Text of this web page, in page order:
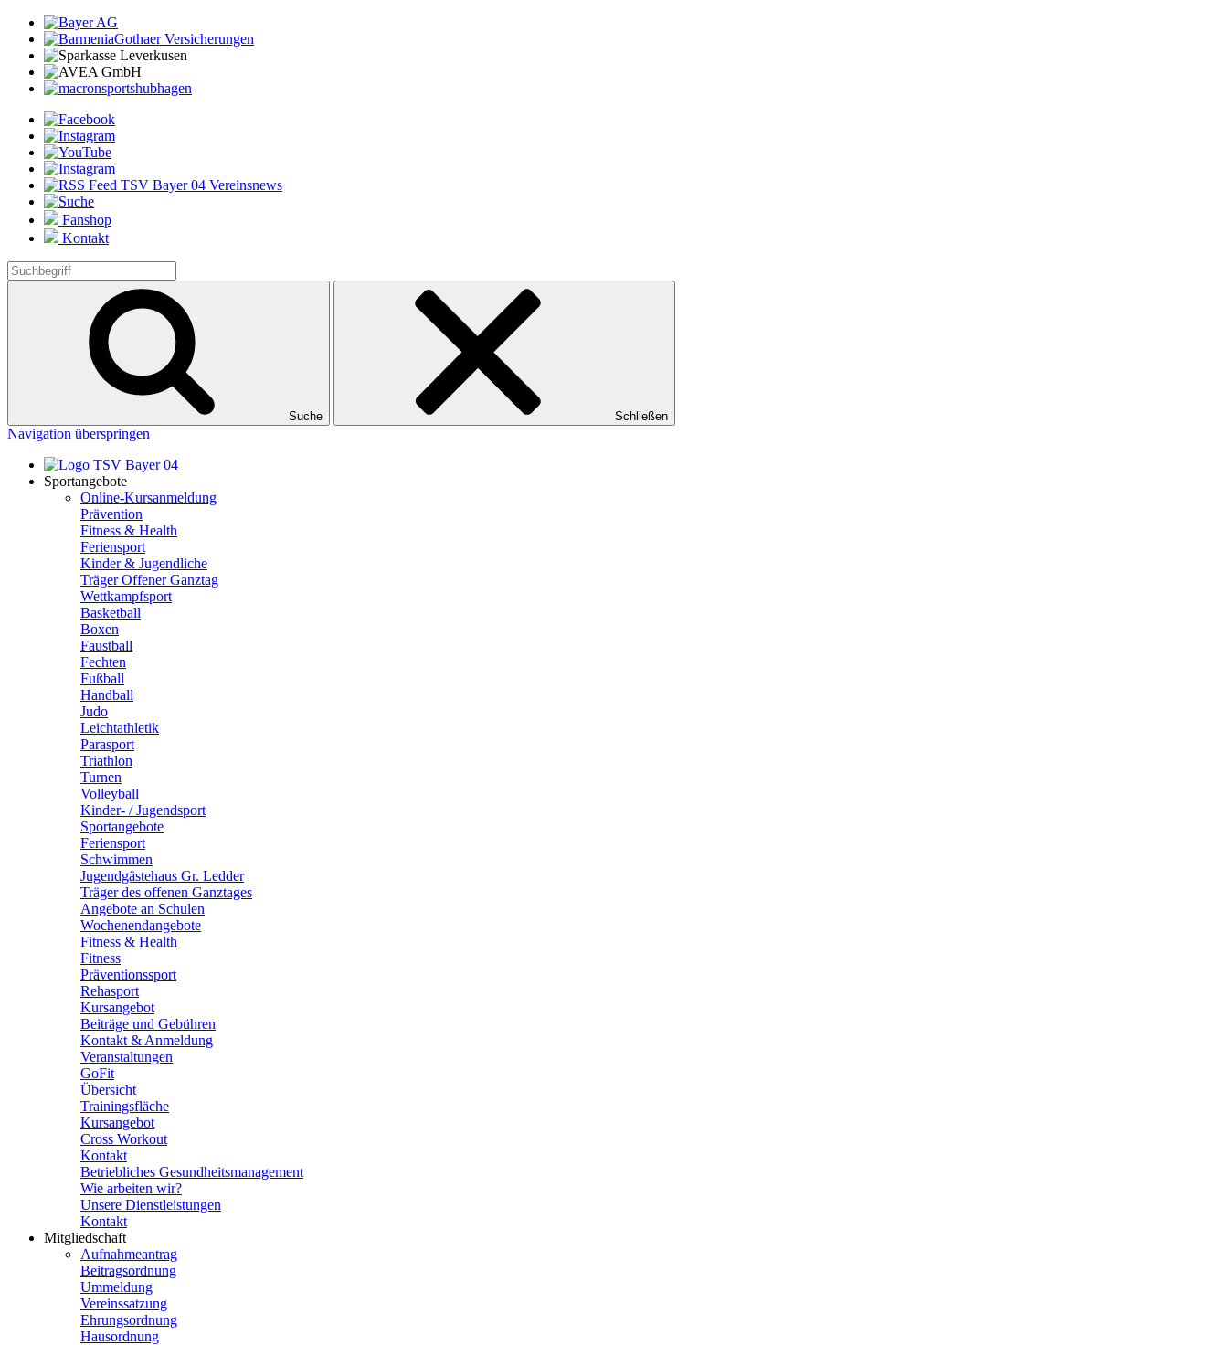
Fanshop
Kontakt
Suche Schließen
Navigation überspringen
Sportangebote
Online-Kursanmeldung
Prävention
Fitness & Health
Feriensport
Kinder & Jugendliche
Träger Offener Ganztag
Wettkampfsport
Basketball
Boxen
Faustball
Fechten
Fußball
Handball
Judo
Leichtathletik
Parasport
Triathlon
Turnen
Volleyball
Kinder- / Jugendsport
Sportangebote
Feriensport
Schwimmen
Jugendgästehaus Gr. Ledder
Träger des offenen Ganztages
Angebote an Schulen
Wochenendangebote
Fitness & Health
Fitness
Präventionssport
Rehasport
Kursangebot
Beiträge und Gebühren
Kontakt & Anmeldung
Veranstaltungen
GoFit
Übersicht
Trainingsfläche
Kursangebot
Cross Workout
Kontakt
Betriebliches Gesundheitsmanagement
Wie arbeiten wir?
Unsere Dienstleistungen
Kontakt
Mitgliedschaft
Aufnahmeantrag
Beitragsordnung
Ummeldung
Vereinssatzung
Ehrungsordnung
Hausordnung